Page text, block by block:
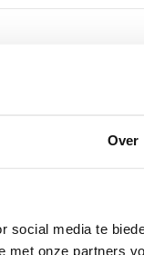
Over
social media te
met onze partners